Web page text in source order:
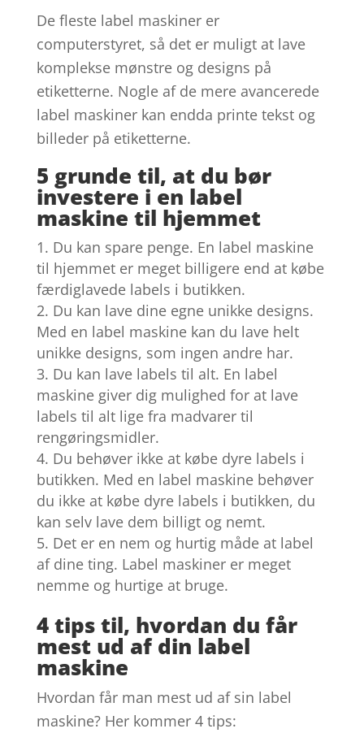
De fleste label maskiner er
computerstyret, så det er muligt at lave
komplekse mønstre og designs på
etiketterne. Nogle af de mere avancerede
label maskiner kan endda printe tekst og
billeder på etiketterne.
5 grunde til, at du bør
investere i en label
maskine til hjemmet
Du kan spare penge. En label maskine
til hjemmet er meget billigere end at købe
færdiglavede labels i butikken.
Du kan lave dine egne unikke designs.
Med en label maskine kan du lave helt
unikke designs, som ingen andre har.
Du kan lave labels til alt. En label
maskine giver dig mulighed for at lave
labels til alt lige fra madvarer til
rengøringsmidler.
Du behøver ikke at købe dyre labels i
butikken. Med en label maskine behøver
du ikke at købe dyre labels i butikken, du
kan selv lave dem billigt og nemt.
Det er en nem og hurtig måde at label
af dine ting. Label maskiner er meget
nemme og hurtige at bruge.
4 tips til, hvordan du får
mest ud af din label
maskine
Hvordan får man mest ud af sin label
maskine? Her kommer 4 tips: